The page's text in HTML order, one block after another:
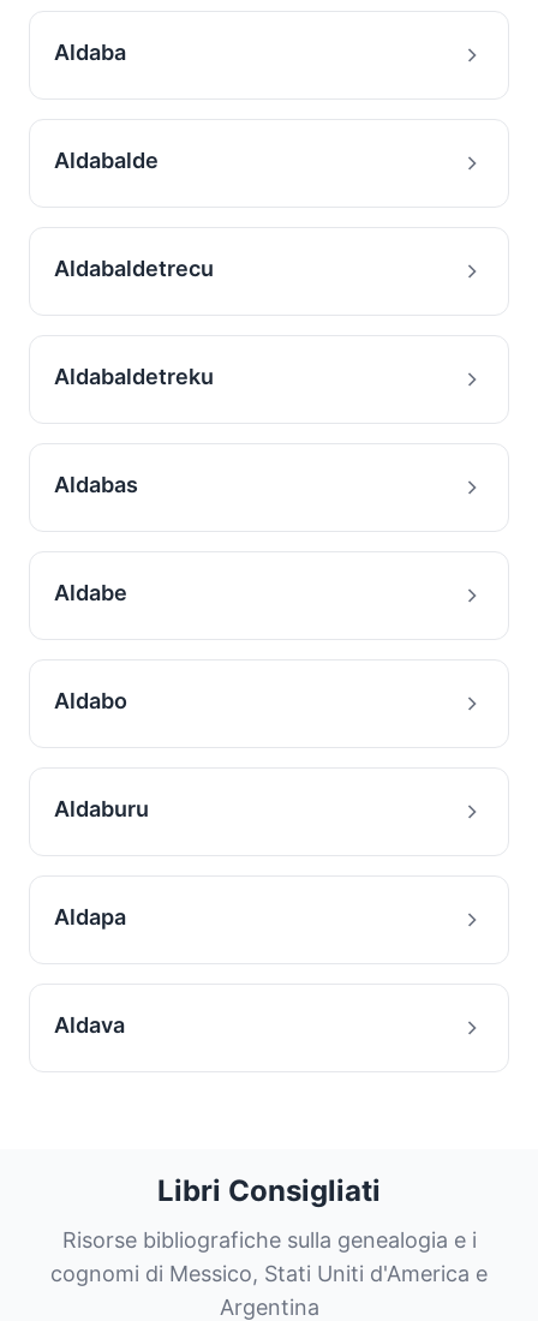
Aldaba
Aldabalde
Aldabaldetrecu
Aldabaldetreku
Aldabas
Aldabe
Aldabo
Aldaburu
Aldapa
Aldava
Libri Consigliati
Risorse bibliografiche sulla genealogia e i
cognomi di Messico, Stati Uniti d'America e
Argentina